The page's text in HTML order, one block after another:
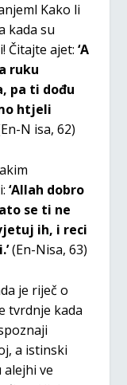
Kako li
kada su
Čitajte ajet: ‘A
ruku
pa ti dođu
htjeli
N isa, 62)
‘Allah dobro
se ti ne
ih, i reci
(En-Nisa, 63)
je riječ o
tvrdnje kada
a istinski
alejhi ve